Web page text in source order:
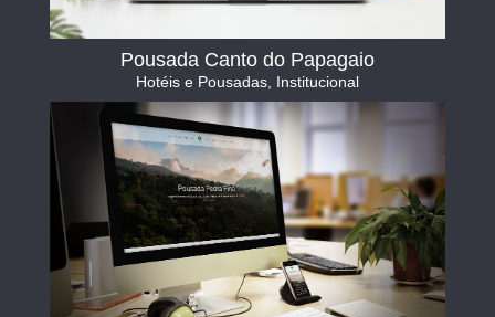
Pousada Canto do Papagaio
Hotéis e Pousadas, Institucional